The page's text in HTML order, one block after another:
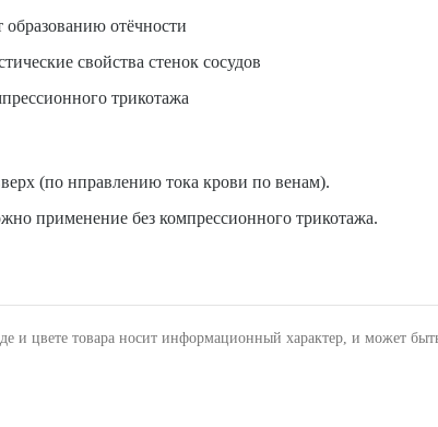
образованию отёчности
свойства стенок сосудов
трикотажа
(по нправлению тока крови по венам).
применение без компрессионного трикотажа.
и цвете товара носит информационный характер, и может